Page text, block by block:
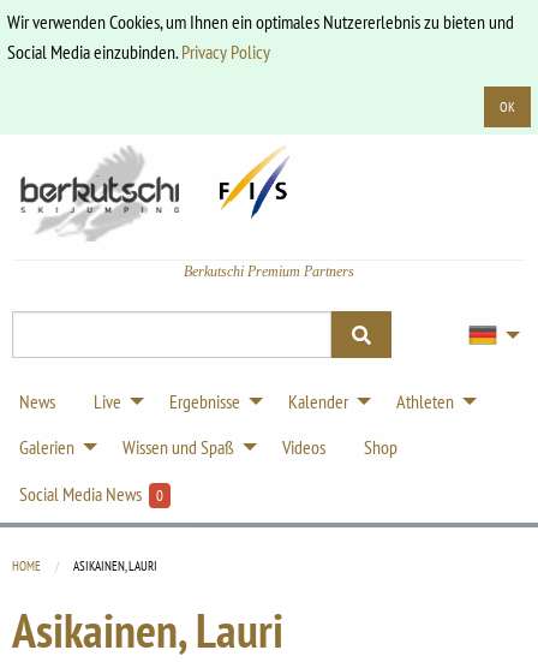
Wir verwenden Cookies, um Ihnen ein optimales Nutzererlebnis zu bieten und
Social Media einzubinden.Privacy Policy
OK
Berkutschi Premium Partners
News Live Ergebnisse Kalender
Athleten
Galerien
Wissen und Spaß Videos
Shop
Social Media News
0
HOME CURRENT:
ASIKAINEN, LAURI
Asikainen, Lauri